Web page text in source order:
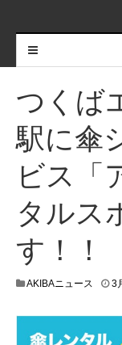
つくば
駅に傘
ビス「
タルス
す！！
AKIBAニュース 3